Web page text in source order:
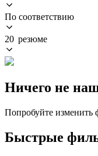
По соответствию
20 резюме
Ничего не
Попробуйте изменить
Быстрые